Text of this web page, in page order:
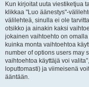
Kun kirjoitat uuta viestiketjua
klikkaa "Luo äänestys"-
välilehteä, sinulla ei ole
otsikko ja ainakin kaksi
jokainen vaihtoehto on
kuinka monta vaihtoehtoa
number of options users may
vaihtoehtoa käyttäjä voi
loputtomasti) ja viimeisenä
ääntään.